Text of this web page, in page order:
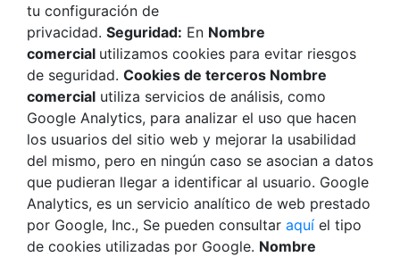
tu configuración de
privacidad. Seguridad: En Nombre
comercial utilizamos cookies para evitar riesgos
de seguridad. Cookies de terceros Nombre
comercial utiliza servicios de análisis, como
Google Analytics, para analizar el uso que hacen
los usuarios del sitio web y mejorar la usabilidad
del mismo, pero en ningún caso se asocian a datos
que pudieran llegar a identificar al usuario. Google
Analytics, es un servicio analítico de web prestado
por Google, Inc., Se pueden consultar aquí el tipo
de cookies utilizadas por Google. Nombre